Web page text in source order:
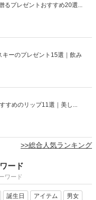
るプレゼントおすすめ20選...
ーのプレゼント15選｜飲み
すめのリップ11選｜美し...
>>総合人気ランキング
ード
ワード
誕生日 アイテム 男女